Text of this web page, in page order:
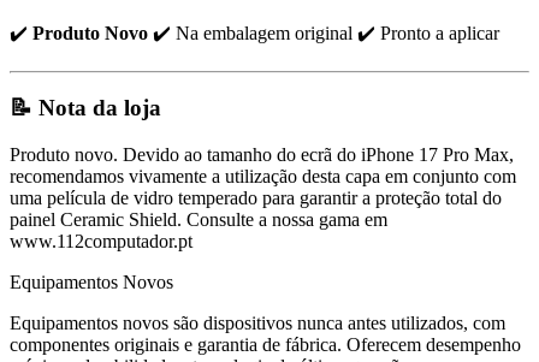
✔️ Produto Novo ✔️ Na embalagem original ✔️ Pronto a aplicar
📝 Nota da loja
Produto novo. Devido ao tamanho do ecrã do iPhone 17 Pro Max,
recomendamos vivamente a utilização desta capa em conjunto com
uma película de vidro temperado para garantir a proteção total do
painel Ceramic Shield. Consulte a nossa gama em
www.112computador.pt
Equipamentos Novos
Equipamentos novos são dispositivos nunca antes utilizados, com
componentes originais e garantia de fábrica. Oferecem desempenho